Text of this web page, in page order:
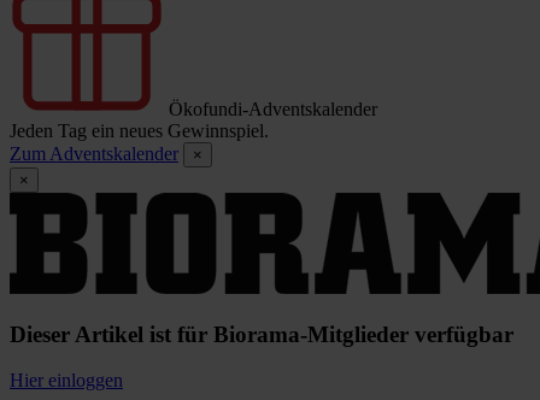
Ökofundi-Adventskalender
Jeden Tag ein neues Gewinnspiel.
Zum Adventskalender
×
×
Dieser Artikel ist für Biorama-Mitglieder verfügbar
Hier einloggen